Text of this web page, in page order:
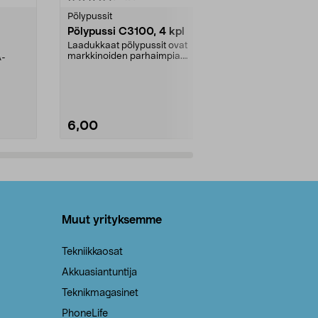
Pölypussit
Pölypussi C3100, 4 kpl
Laadukkaat pölypussit ovat
markkinoiden parhaimpia.
6,00
Muut yrityksemme
Tekniikkaosat
Akkuasiantuntija
Teknikmagasinet
PhoneLife